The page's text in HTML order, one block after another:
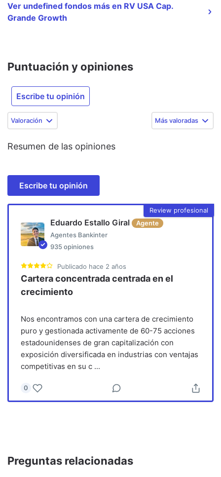
Ver undefined fondos más en RV USA Cap.
Grande Growth
Puntuación y opiniones
Escribe tu opinión
Valoración Más valoradas
Resumen de las opiniones
Escribe tu opinión
Review profesional
Eduardo Estallo Giral
Agente
Agentes Bankinter
935 opiniones
Publicado hace 2 años
Cartera concentrada centrada en el
crecimiento
Nos encontramos con una cartera de crecimiento
puro y gestionada activamente de 60-75 acciones
estadounidenses de gran capitalización con
exposición diversificada en industrias con ventajas
competitivas en su c...
0
Preguntas relacionadas